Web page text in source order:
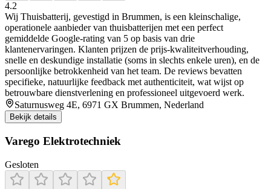
4.2
Wij Thuisbatterij, gevestigd in Brummen, is een kleinschalige,
operationele aanbieder van thuisbatterijen met een perfect
gemiddelde Google‑rating van 5 op basis van drie
klantenervaringen. Klanten prijzen de prijs‑kwaliteitverhouding,
snelle en deskundige installatie (soms in slechts enkele uren), en de
persoonlijke betrokkenheid van het team. De reviews bevatten
specifieke, natuurlijke feedback met authenticiteit, wat wijst op
betrouwbare dienstverlening en professioneel uitgevoerd werk.
Saturnusweg 4E, 6971 GX Brummen, Nederland
Bekijk details
Varego Elektrotechniek
Gesloten